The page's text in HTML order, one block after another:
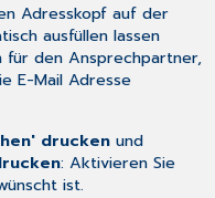
Adresskopf auf der
ausfüllen lassen
für den Ansprechpartner,
E-Mail Adresse
drucken und
: Aktivieren Sie
ist.